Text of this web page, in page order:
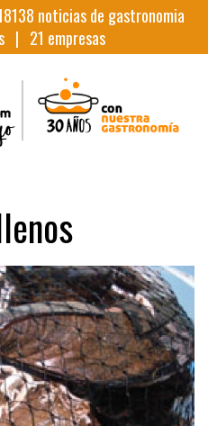
noticias de gastronomia
| 21 empresas